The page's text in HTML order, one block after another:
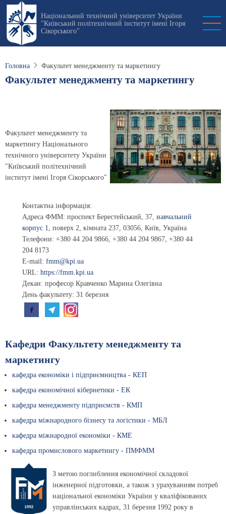
Перейти
основного
вмісту
Національний технічний університет України
"Київський політехнічний інститут імені Ігоря
Сікорського"
Головна Факультет менеджменту та маркетингу
Факультет менеджменту та маркетингу
Факультет менеджменту та
маркетингу Національного
технічного університету України
"Київський політехнічний
інститут імені Ігоря Сікорського"
Контактна інформація:
Адреса ФММ: проспект Берестейський, 37, навчальний
корпус 1, поверх 2, кiмната 237, 03056, Київ, Україна
Телефони: +380 44 204 9866, +380 44 204 9867, +380 44
204 8173
E-mail: fmm@kpi.ua
URL: https://fmm.kpi.ua
Декан: професор Кравченко Марина Олегівна
День факультету: 31 березня
Кафедри Факультету менеджменту та
маркетингу
кафедра економіки і підприємництва - КЕП
кафедра економічної кібернетики - ЕК
кафедра менеджменту підприємств - КМП
кафедра міжнародного бізнесу та логістики - МБЛ
кафедра міжнародної економіки - КМЕ
кафедра промислового маркетингу - ПМФММ
З метою поглиблення економічної складової
інженерної підготовки, а також з урахуванням потреб
національної економіки України у кваліфікованих
управлінських кадрах, 31 березня 1992 року в